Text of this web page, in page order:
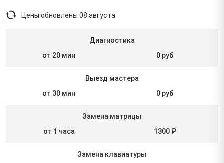
Цены обновлены 08 августа
Диагностика
от 20 мин
0 руб
Выезд мастера
от 30 мин
0 руб
Замена матрицы
от 1 часа
1300 ₽
Замена клавиатуры